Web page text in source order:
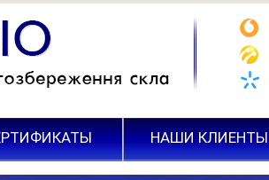
НАШИ КЛИЕНТЫ